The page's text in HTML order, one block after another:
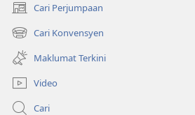
Cari Perjumpaan
(membuka
tetingkap
baharu)
Cari Konvensyen
(membuka
tetingkap
baharu)
Maklumat Terkini
Video
Cari